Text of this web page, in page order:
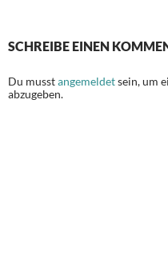
SCHREIBE EINEN
Du musstangemeldetsein, um
abzugeben.